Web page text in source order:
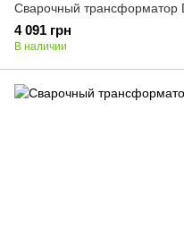
Сварочный трансформатор
4 091 грн
В наличии